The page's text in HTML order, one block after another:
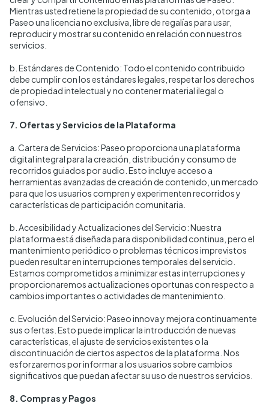
Mientras usted retiene la propiedad de su contenido, otorga a
Paseo una licencia no exclusiva, libre de regalías para usar,
reproducir y mostrar su contenido en relación con nuestros
servicios.
b. Estándares de Contenido: Todo el contenido contribuido
debe cumplir con los estándares legales, respetar los derechos
de propiedad intelectual y no contener material ilegal o
ofensivo.
7. Ofertas y Servicios de la Plataforma
a. Cartera de Servicios: Paseo proporciona una plataforma
digital integral para la creación, distribución y consumo de
recorridos guiados por audio. Esto incluye acceso a
herramientas avanzadas de creación de contenido, un mercado
para que los usuarios compren y experimenten recorridos y
características de participación comunitaria.
b. Accesibilidad y Actualizaciones del Servicio: Nuestra
plataforma está diseñada para disponibilidad continua, pero el
mantenimiento periódico o problemas técnicos imprevistos
pueden resultar en interrupciones temporales del servicio.
Estamos comprometidos a minimizar estas interrupciones y
proporcionaremos actualizaciones oportunas con respecto a
cambios importantes o actividades de mantenimiento.
c. Evolución del Servicio: Paseo innova y mejora continuamente
sus ofertas. Esto puede implicar la introducción de nuevas
características, el ajuste de servicios existentes o la
discontinuación de ciertos aspectos de la plataforma. Nos
esforzaremos por informar a los usuarios sobre cambios
significativos que puedan afectar su uso de nuestros servicios.
8. Compras y Pagos